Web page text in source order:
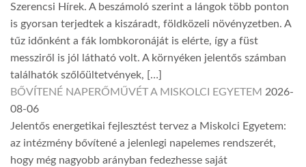
Szerencsi Hírek. A beszámoló szerint a lángok több ponton
is gyorsan terjedtek a kiszáradt, földközeli növényzetben. A
tűz időnként a fák lombkoronáját is elérte, így a füst
messziről is jól látható volt. A környéken jelentős számban
találhatók szőlőültetvények, […]
BŐVÍTENÉ NAPERŐMŰVÉT A MISKOLCI EGYETEM 2026-
08-06
Jelentős energetikai fejlesztést tervez a Miskolci Egyetem:
az intézmény bővítené a jelenlegi napelemes rendszerét,
hogy még nagyobb arányban fedezhesse saját